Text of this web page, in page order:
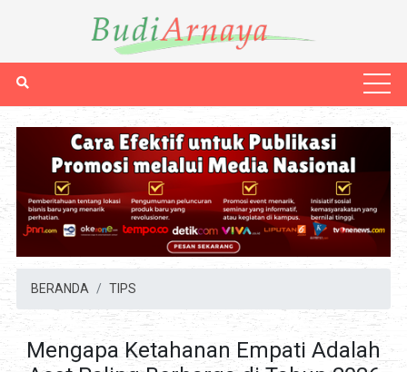
BERANDA TIPS
Mengapa Ketahanan Empati Adalah